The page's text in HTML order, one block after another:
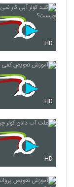
HD
HD
HD